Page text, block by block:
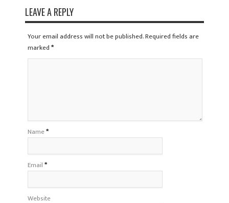
LEAVE A REPLY
Your email address will not be published. Required fields are
marked*
Name*
Email*
Website